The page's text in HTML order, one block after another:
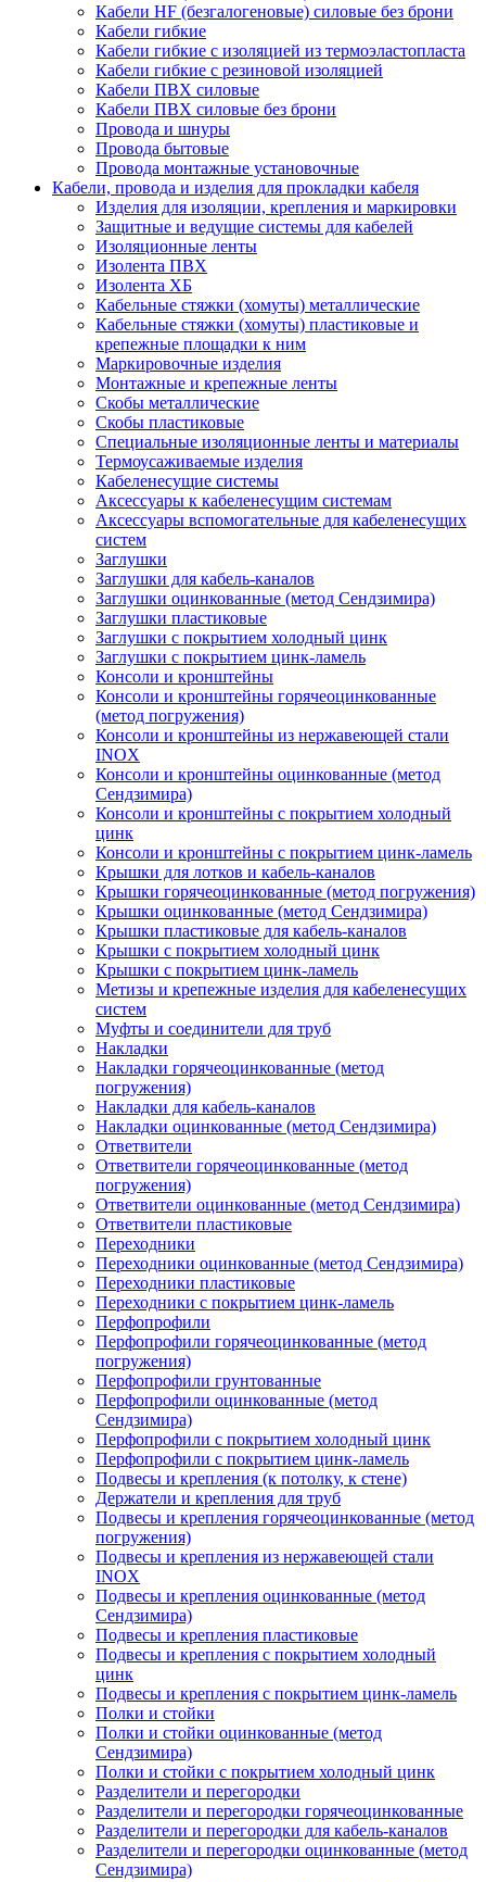
Кабели HF (безгалогеновые) силовые без брони
Кабели гибкие
Кабели гибкие с изоляцией из термоэластопласта
Кабели гибкие с резиновой изоляцией
Кабели ПВХ силовые
Кабели ПВХ силовые без брони
Провода и шнуры
Провода бытовые
Провода монтажные установочные
Кабели, провода и изделия для прокладки кабеля
Изделия для изоляции, крепления и маркировки
Защитные и ведущие системы для кабелей
Изоляционные ленты
Изолента ПВХ
Изолента ХБ
Кабельные стяжки (хомуты) металлические
Кабельные стяжки (хомуты) пластиковые и
крепежные площадки к ним
Маркировочные изделия
Монтажные и крепежные ленты
Скобы металлические
Скобы пластиковые
Специальные изоляционные ленты и материалы
Термоусаживаемые изделия
Кабеленесущие системы
Аксессуары к кабеленесущим системам
Аксессуары вспомогательные для кабеленесущих
систем
Заглушки
Заглушки для кабель-каналов
Заглушки оцинкованные (метод Сендзимира)
Заглушки пластиковые
Заглушки с покрытием холодный цинк
Заглушки с покрытием цинк-ламель
Консоли и кронштейны
Консоли и кронштейны горячеоцинкованные
(метод погружения)
Консоли и кронштейны из нержавеющей стали
INOX
Консоли и кронштейны оцинкованные (метод
Сендзимира)
Консоли и кронштейны с покрытием холодный
цинк
Консоли и кронштейны с покрытием цинк-ламель
Крышки для лотков и кабель-каналов
Крышки горячеоцинкованные (метод погружения)
Крышки оцинкованные (метод Сендзимира)
Крышки пластиковые для кабель-каналов
Крышки с покрытием холодный цинк
Крышки с покрытием цинк-ламель
Метизы и крепежные изделия для кабеленесущих
систем
Муфты и соединители для труб
Накладки
Накладки горячеоцинкованные (метод
погружения)
Накладки для кабель-каналов
Накладки оцинкованные (метод Сендзимира)
Ответвители
Ответвители горячеоцинкованные (метод
погружения)
Ответвители оцинкованные (метод Сендзимира)
Ответвители пластиковые
Переходники
Переходники оцинкованные (метод Сендзимира)
Переходники пластиковые
Переходники с покрытием цинк-ламель
Перфопрофили
Перфопрофили горячеоцинкованные (метод
погружения)
Перфопрофили грунтованные
Перфопрофили оцинкованные (метод
Сендзимира)
Перфопрофили с покрытием холодный цинк
Перфопрофили с покрытием цинк-ламель
Подвесы и крепления (к потолку, к стене)
Держатели и крепления для труб
Подвесы и крепления горячеоцинкованные (метод
погружения)
Подвесы и крепления из нержавеющей стали
INOX
Подвесы и крепления оцинкованные (метод
Сендзимира)
Подвесы и крепления пластиковые
Подвесы и крепления с покрытием холодный
цинк
Подвесы и крепления с покрытием цинк-ламель
Полки и стойки
Полки и стойки оцинкованные (метод
Сендзимира)
Полки и стойки с покрытием холодный цинк
Разделители и перегородки
Разделители и перегородки горячеоцинкованные
Разделители и перегородки для кабель-каналов
Разделители и перегородки оцинкованные (метод
Сендзимира)